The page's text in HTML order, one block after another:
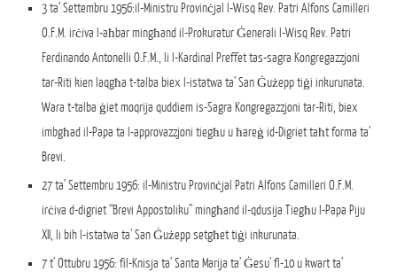
3 ta’ Settembru 1956:il-Ministru Provinċjal l-Wisq Rev. Patri Alfons Camilleri
O.F.M. irċiva l-aħbar mingħand il-Prokuratur Ġenerali l-Wisq Rev. Patri
Ferdinando Antonelli O.F.M., li l-Kardinal Preffet tas-sagra Kongregazzjoni
tar-Riti kien laqgħa t-talba biex l-istatwa ta’ San Ġużepp tiġi inkurunata.
Wara t-talba ġiet moqrija quddiem is-Sagra Kongregazzjoni tar-Riti, biex
imbgħad il-Papa ta l-approvazzjoni tiegħu u ħareġ id-Digriet taħt forma ta’
Brevi.
27 ta’ Settembru 1956: il-Ministru Provinċjal Patri Alfons Camilleri O.F.M.
irċiva d-digriet “Brevi Appostoliku” mingħand il-qdusija Tiegħu l-Papa Piju
XII, li bih l-istatwa ta’ San Ġużepp setgħet tiġi inkurunata.
7 t’ Ottubru 1956: fil-Knisja ta’ Santa Marija ta’ Ġesu’ fl-10 u kwart ta’